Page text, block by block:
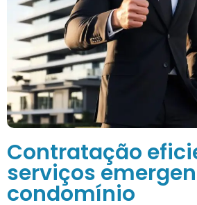
Contratação
serviços
condomínio